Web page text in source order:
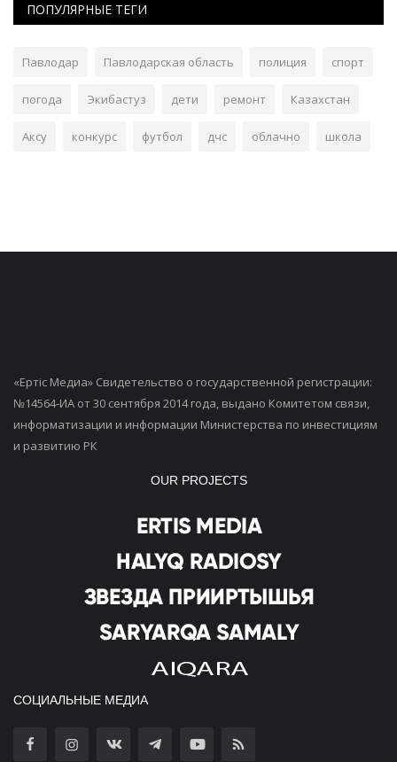
ПОПУЛЯРНЫЕ ТЕГИ
Павлодар Павлодарская область полиция спорт
погода Экибастуз дети ремонт Казахстан
Аксу конкурс футбол дчс облачно школа
«Ертiс Медиа» Свидетельство о государственной регистрации:
№14564-ИА от 30 сентября 2014 года, выдано Комитетом связи,
информатизации и информации Министерства по инвестициям
и развитию РК
OUR PROJECTS
СОЦИАЛЬНЫЕ МЕДИА